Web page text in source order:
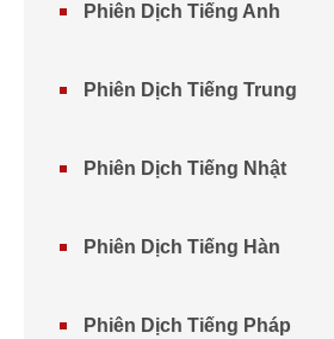
Phiên Dịch Tiếng Anh
Phiên Dịch Tiếng Trung
Phiên Dịch Tiếng Nhật
Phiên Dịch Tiếng Hàn
Phiên Dịch Tiếng Pháp